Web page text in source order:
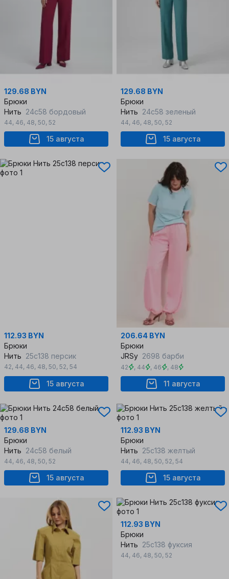
129.68 BYN
Брюки
Нить 24с58 бордовый
44, 46, 48, 50, 52
15 августа
129.68 BYN
Брюки
Нить 24с58 зеленый
44, 46, 48, 50, 52
15 августа
112.93 BYN
Брюки
Нить 25с138 персик
42, 44, 46, 48, 50, 52, 54
15 августа
206.64 BYN
Брюки
JRSy 2698 барби
42 , 44 , 46 , 48
11 августа
129.68 BYN
Брюки
Нить 24с58 белый
44, 46, 48, 50, 52
15 августа
112.93 BYN
Брюки
Нить 25с138 желтый
44, 46, 48, 50, 52, 54
15 августа
112.93 BYN
Брюки
Нить 25с138 фуксия
44, 46, 48, 50, 52